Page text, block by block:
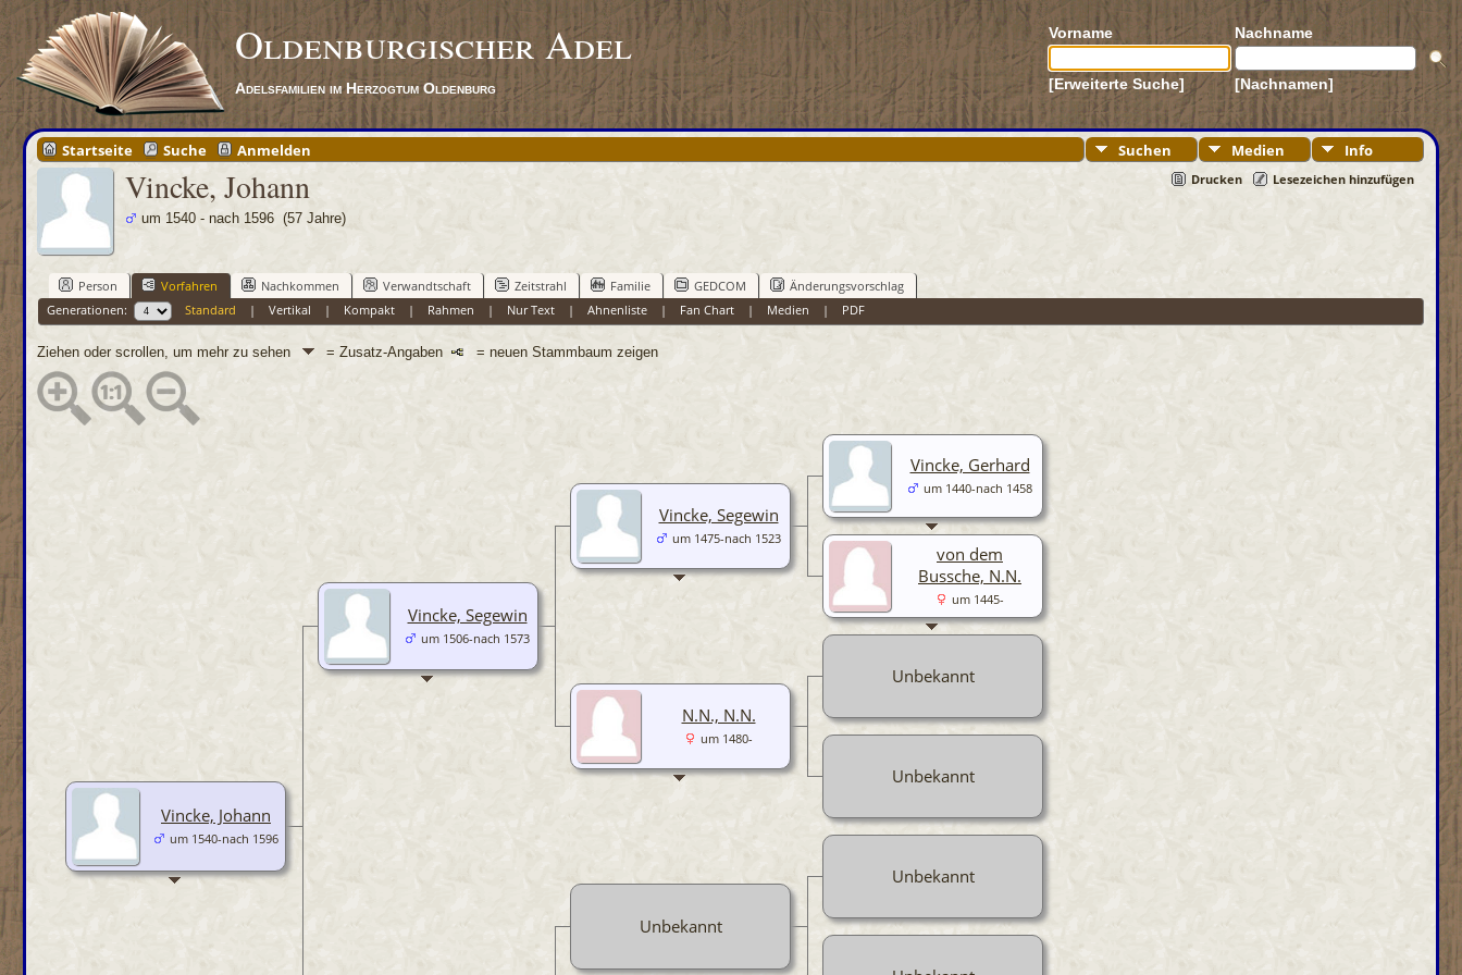
Oldenburgischer Adel
Adelsfamilien im Herzogtum Oldenburg
Vorname Nachname
[Erweiterte Suche] [Nachnamen]
Startseite Suche Anmelden Suchen Medien Info
Drucken Lesezeichen hinzufügen
Vincke, Johann
um 1540 - nach 1596 (57 Jahre)
Person Vorfahren Nachkommen Verwandtschaft Zeitstrahl Familie GEDCOM
Änderungsvorschlag
Generationen:
Standard | Vertikal | Kompakt| Rahmen | Nur Text| Ahnenliste| Fan Chart| Medien | PDF
Ziehen oder scrollen, um mehr zu sehen = Zusatz-Angaben = neuen Stammbaum zeigen
Vincke, Johann
um 1540-nach 1596
Vincke, Segewin
um 1506-nach 1573
Vincke, Segewin
um 1475-nach 1523
Vincke, Gerhard
um 1440-nach 1458
von dem
Bussche, N.N.
um 1445-
N.N., N.N.
um 1480-
Unbekannt
Unbekannt
Unbekannt
Unbekannt